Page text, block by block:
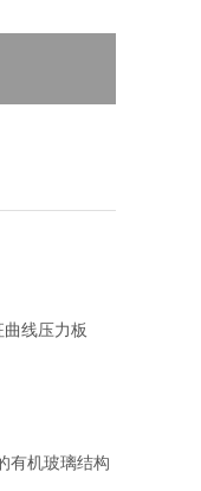
线压力板
有机玻璃结构